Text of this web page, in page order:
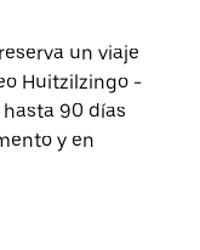
un viaje
Huitzilzingo -
90 días
y en